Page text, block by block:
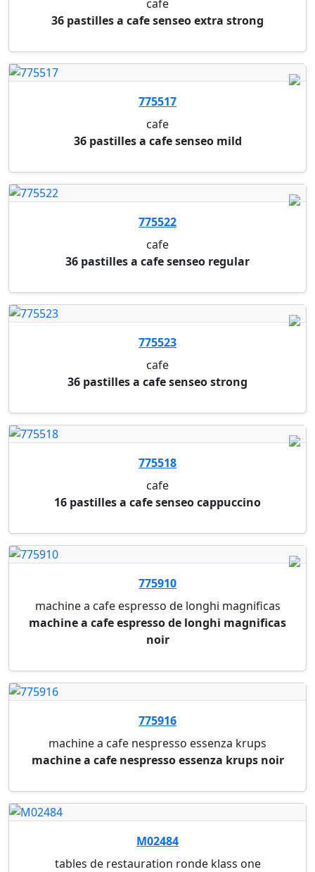
775916
machine a cafe nespresso essenza krups
machine a cafe nespresso essenza krups noir
tables de restauration ronde klass one
table cafeteria ronde blanche klass
M02485
tables de restauration ronde klass one
table cafeteria ronde gris klass
M02482
table cafeteria rectangulaire anthracite klass
table de restauration rectangulaire klass one
M02486
table de restauration rectangulaire klass one
table cafeteria rectangulaire blanche klass
775441
filtre a cafe
n°4 non blanchi "naturel"- en paquet de 80
pieces
640437
gobelet a cafe
couvercle blanc en carton ø 62 mm pour le
gobelet ...